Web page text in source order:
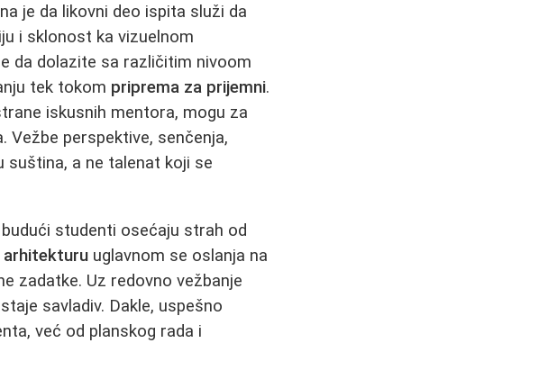
je da likovni deo ispita služi da
i sklonost ka vizuelnom
da dolazite sa različitim nivoom
tek tokom priprema za prijemni.
iskusnih mentora, mogu za
perspektive, senčenja,
a ne talenat koji se
studenti osećaju strah od
arhitekturu uglavnom se oslanja na
zadatke. Uz redovno vežbanje
savladiv. Dakle, uspešno
već od planskog rada i